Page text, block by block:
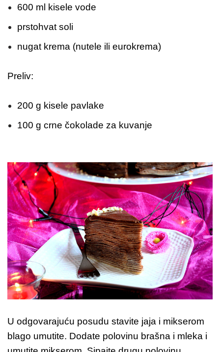
600 ml kisele vode
prstohvat soli
nugat krema (nutele ili eurokrema)
Preliv:
200 g kisele pavlake
100 g crne čokolade za kuvanje
U odgovarajuću posudu stavite jaja i mikserom
blago umutite. Dodate polovinu brašna i mleka i